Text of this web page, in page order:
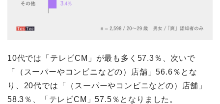
10代では「テレビCM」が最も多く57.3％、次いで
「（スーパーやコンビニなどの）店舗」56.6％とな
り、20代では「（スーパーやコンビニなどの）店舗」
58.3％、「テレビCM」57.5％となりました。